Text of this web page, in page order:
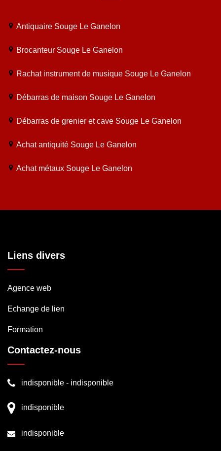
Antiquaire Souge Le Ganelon
Brocanteur Souge Le Ganelon
Rachat instrument de musique Souge Le Ganelon
Débarras de maison Souge Le Ganelon
Débarras de grenier et cave Souge Le Ganelon
Achat antiquité Souge Le Ganelon
Achat métaux Souge Le Ganelon
Liens divers
Agence web
Echange de lien
Formation
Contactez-nous
indisponible - indisponible
indisponible
indisponible